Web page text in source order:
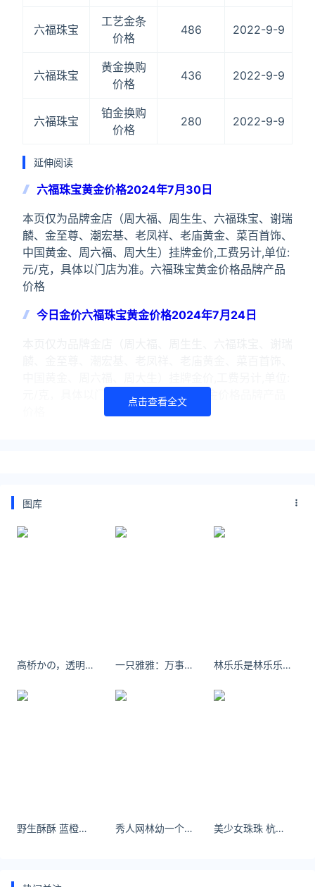
六福珠宝
工艺金条
价格
486 2022-9-9
六福珠宝
黄金换购
价格
436 2022-9-9
六福珠宝
铂金换购
价格
280 2022-9-9
延伸阅读
六福珠宝黄金价格2024年7月30日
本页仅为品牌金店（周大福、周生生、六福珠宝、谢瑞
麟、金至尊、潮宏基、老凤祥、老庙黄金、菜百首饰、
中国黄金、周六福、周大生）挂牌金价,工费另计,单位:
元/克，具体以门店为准。六福珠宝黄金价格品牌产品
价格
今日金价六福珠宝黄金价格2024年7月24日
元/克，具体以门店为准。六福珠宝黄金价格品牌产品
麟、金至尊、潮宏基、老凤祥、老庙黄金、菜百首饰、
元/
https://law.ijiandao.com/
*文章为作者独立观点，不代表 黄金网 立场
点击查看全文
图库
高桥かの，透明雪肌散发闪耀光泽！ 一只雅雅：万事皆意，世事顺遂。 问题不大，时间会解决。 林乐乐是林乐乐萨瓦迪卡[doge] ​​​
野生酥酥 蓝橙配色city不city啊 - 小红书 秀人网林幼一个人资料忘记了自己内心深处最真实的渴望。 美少女珠珠 杭州skyroom夜景绝了 - 小红书